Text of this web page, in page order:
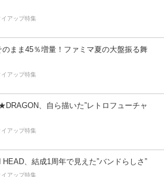
イアップ特集
のまま45％増量！ファミマ夏の大盤振る舞
イアップ特集
、自ら描いた”レトロフューチャ
イアップ特集
HEAD、結成1周年で見えた”バンドらしさ”
イアップ特集